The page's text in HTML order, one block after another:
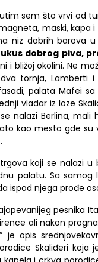
sem štovrvi od
maski, kapai
niz dobrih barova
dobrog piva,
i bližoj okolini. Ne
tornja, Lamberti i
palata Mafei
vladar iz loze
nalazi Berlina,mali
kao mesto gde su
koji se nalazi u
palatu. Sa samog
ispod njega prođe
pesnika
ali nakon
je opis
Skaliđeri